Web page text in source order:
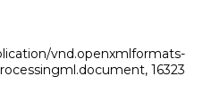
vnd.openxmlformats-
16323